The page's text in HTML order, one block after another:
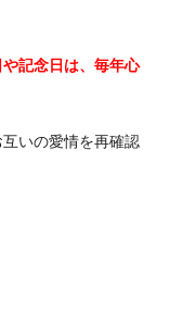
記念日は、毎年心
いの愛情を再確認